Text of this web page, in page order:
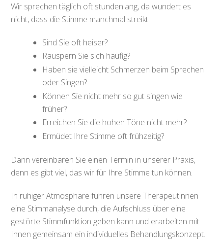
Wir sprechen täglich oft stundenlang, da wundert es
nicht, dass die Stimme manchmal streikt.
Sind Sie oft heiser?
Räuspern Sie sich häufig?
Haben sie vielleicht Schmerzen beim Sprechen
oder Singen?
Können Sie nicht mehr so gut singen wie
früher?
Erreichen Sie die hohen Töne nicht mehr?
Ermüdet Ihre Stimme oft frühzeitig?
Dann vereinbaren Sie einen Termin in unserer Praxis,
denn es gibt viel, das wir für Ihre Stimme tun können.
In ruhiger Atmosphäre führen unsere Therapeutinnen
eine Stimmanalyse durch, die Aufschluss über eine
gestörte Stimmfunktion geben kann und erarbeiten mit
Ihnen gemeinsam ein individuelles Behandlungskonzept.